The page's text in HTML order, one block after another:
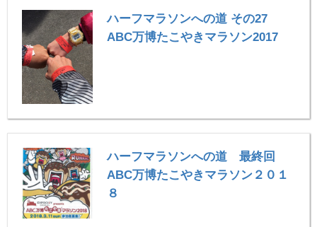
ハーフマラソンへの道 その27
ABC万博たこやきマラソン2017
ハーフマラソンへの道 最終回
ABC万博たこやきマラソン２０１
８